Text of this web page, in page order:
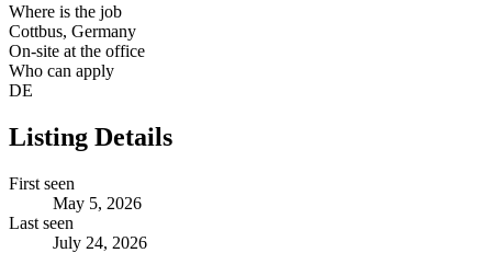
Where is the job
Cottbus, Germany
On-site at the office
Who can apply
DE
Listing Details
First seen
May 5, 2026
Last seen
July 24, 2026